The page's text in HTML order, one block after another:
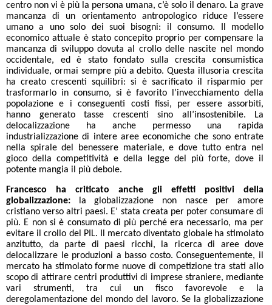
centro non vi è più la persona umana, c’è solo il denaro. La grave
mancanza di un orientamento antropologico riduce l’essere
umano a uno solo dei suoi bisogni: il consumo. Il modello
economico attuale è stato concepito proprio per compensare la
mancanza di sviluppo dovuta al crollo delle nascite nel mondo
occidentale, ed è stato fondato sulla crescita consumistica
individuale, ormai sempre più a debito. Questa illusoria crescita
ha creato crescenti squilibri: si è sacrificato il risparmio per
trasformarlo in consumo, si è favorito l’invecchiamento della
popolazione e i conseguenti costi fissi, per essere assorbiti,
hanno generato tasse crescenti sino all’insostenibile. La
delocalizzazione ha anche permesso una rapida
industrializzazione di intere aree economiche che sono entrate
nella spirale del benessere materiale, e dove tutto entra nel
gioco della competitività e della legge del più forte, dove il
potente mangia il più debole.
Francesco ha criticato anche gli effetti positivi della
globalizzazione:
la globalizzazione non nasce per amore
cristiano verso altri paesi. E’ stata creata per poter consumare di
più. E non si è consumato di più perché era necessario, ma per
evitare il crollo del PIL.
Il mercato diventato globale ha stimolato
anzitutto, da parte di paesi ricchi, la ricerca di aree dove
delocalizzare le produzioni a basso costo. Conseguentemente, il
mercato ha stimolato forme nuove di competizione tra stati allo
scopo di attirare centri produttivi di imprese straniere, mediante
vari strumenti, tra cui un fisco favorevole e la
deregolamentazione del mondo del lavoro. Se la globalizzazione